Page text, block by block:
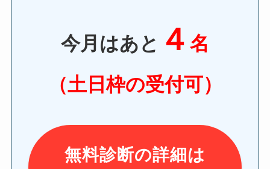
今月はあと ４ 名
（土日枠の受付可）
無料診断の詳細は